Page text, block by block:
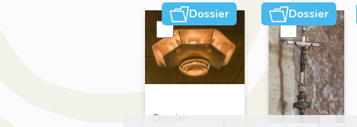
Dossier
Dossier
Dossier